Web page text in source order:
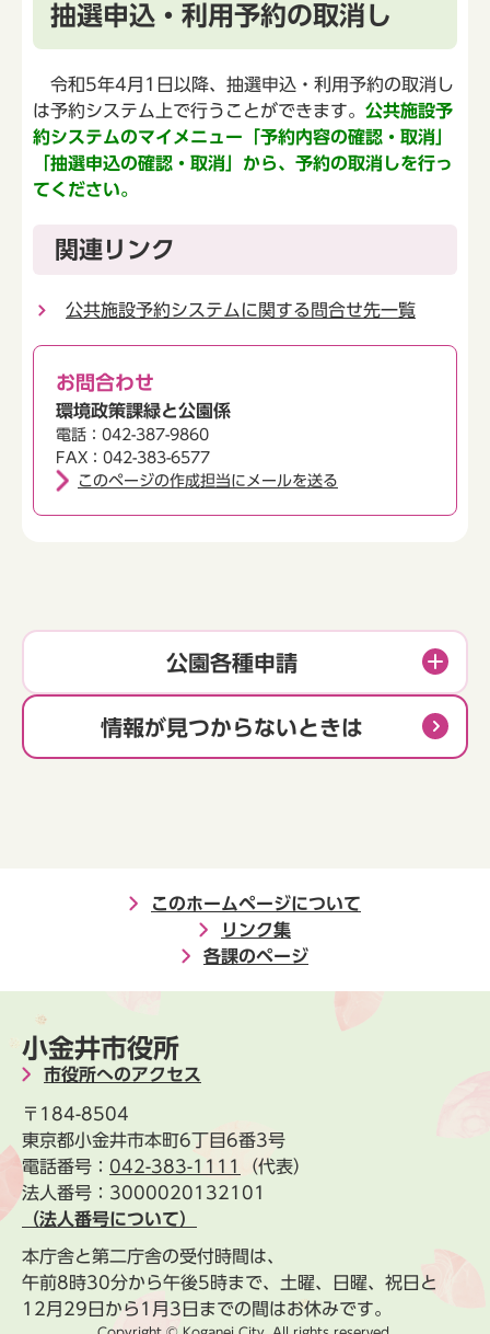
抽選申込・利用予約の取消し
令和5年4月1日以降、抽選申込・利用予約の取消し
は予約システム上で行うことができます。 公共施設予
約システムのマイメニュー「予約内容の確認・取消」
「抽選申込の確認・取消」から、予約の取消しを行っ
てください。
関連リンク
公共施設予約システムに関する問合せ先一覧
お問合わせ
環境政策課緑と公園係
電話：042-387-9860
FAX：042-383-6577
このページの作成担当にメールを送る
公園各種申請
情報が見つからないときは
このホームページについて
リンク集
各課のページ
小金井市役所
市役所へのアクセス
〒184-8504
東京都小金井市本町6丁目6番3号
電話番号： 042-383-1111
（代表）
法人番号：3000020132101
（法人番号について）
本庁舎と第二庁舎の受付時間は、
午前8時30分から午後5時まで、土曜、日曜、祝日と
12月29日から1月3日までの間はお休みです。
Copyright © Koganei City. All rights reserved.